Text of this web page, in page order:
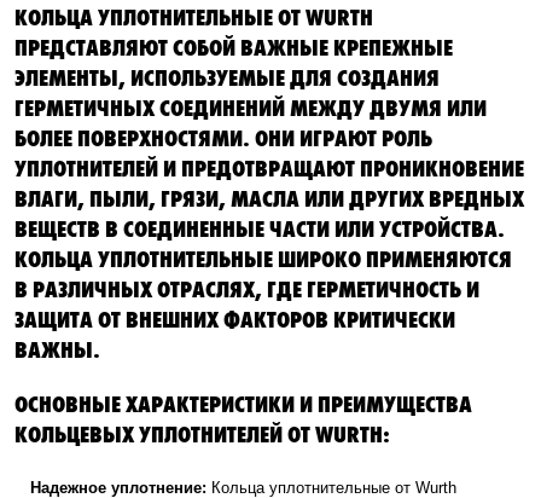
КОЛЬЦА УПЛОТНИТЕЛЬНЫЕ ОТ WURTH
ПРЕДСТАВЛЯЮТ СОБОЙ ВАЖНЫЕ КРЕПЕЖНЫЕ
ЭЛЕМЕНТЫ, ИСПОЛЬЗУЕМЫЕ ДЛЯ СОЗДАНИЯ
ГЕРМЕТИЧНЫХ СОЕДИНЕНИЙ МЕЖДУ ДВУМЯ ИЛИ
БОЛЕЕ ПОВЕРХНОСТЯМИ. ОНИ ИГРАЮТ РОЛЬ
УПЛОТНИТЕЛЕЙ И ПРЕДОТВРАЩАЮТ ПРОНИКНОВЕНИЕ
ВЛАГИ, ПЫЛИ, ГРЯЗИ, МАСЛА ИЛИ ДРУГИХ ВРЕДНЫХ
ВЕЩЕСТВ В СОЕДИНЕННЫЕ ЧАСТИ ИЛИ УСТРОЙСТВА.
КОЛЬЦА УПЛОТНИТЕЛЬНЫЕ ШИРОКО ПРИМЕНЯЮТСЯ
В РАЗЛИЧНЫХ ОТРАСЛЯХ, ГДЕ ГЕРМЕТИЧНОСТЬ И
ЗАЩИТА ОТ ВНЕШНИХ ФАКТОРОВ КРИТИЧЕСКИ
ВАЖНЫ.
ОСНОВНЫЕ ХАРАКТЕРИСТИКИ И ПРЕИМУЩЕСТВА
КОЛЬЦЕВЫХ УПЛОТНИТЕЛЕЙ ОТ WURTH:
Надежное уплотнение: Кольца уплотнительные от Wurth